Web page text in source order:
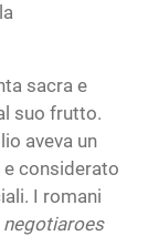
sacra e
suo frutto.
aveva un
considerato
I romani
negotiaroes